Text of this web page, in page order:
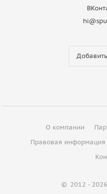
О компании
Правовая информация
© 2012 - 2026